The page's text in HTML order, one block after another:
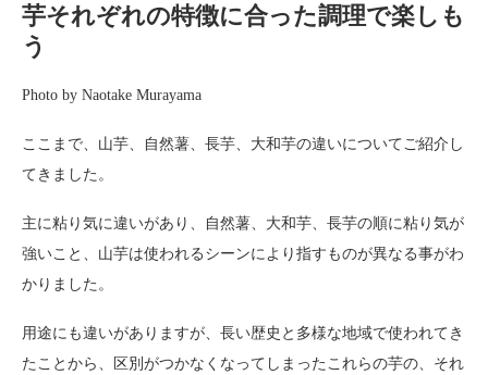
芋それぞれの特徴に合った調理で楽しも
う
Photo by Naotake Murayama
ここまで、山芋、自然薯、長芋、大和芋の違いについてご紹介し
てきました。
主に粘り気に違いがあり、自然薯、大和芋、長芋の順に粘り気が
強いこと、山芋は使われるシーンにより指すものが異なる事がわ
かりました。
用途にも違いがありますが、長い歴史と多様な地域で使われてき
たことから、区別がつかなくなってしまったこれらの芋の、それ